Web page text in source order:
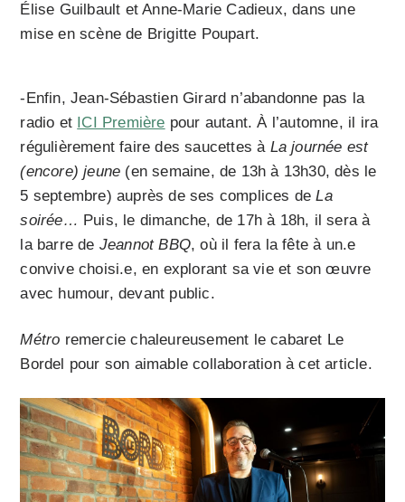
Élise Guilbault et Anne-Marie Cadieux, dans une
mise en scène de Brigitte Poupart.
-Enfin, Jean-Sébastien Girard n’abandonne pas la
radio et ICI Première pour autant. À l’automne, il ira
régulièrement faire des saucettes à La journée est
(encore) jeune (en semaine, de 13h à 13h30, dès le
5 septembre) auprès de ses complices deLa
soirée… Puis, le dimanche, de 17h à 18h, il sera à
la barre de Jeannot BBQ, où il fera la fête à un.e
convive choisi.e, en explorant sa vie et son œuvre
avec humour, devant public.
Métro remercie chaleureusement le cabaret Le
Bordel pour son aimable collaboration à cet article.